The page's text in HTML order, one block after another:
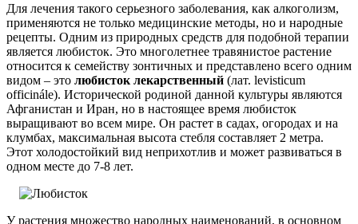
Для лечения такого серьезного заболевания, как алкоголизм,
применяются не только медицинские методы, но и народные
рецепты. Одним из природных средств для подобной терапии
является любисток. Это многолетнее травянистое растение
относится к семейству зонтичных и представлено всего одним
видом – это любисток лекарственный (лат. levisticum
officinále). Исторической родиной данной культуры являются
Афганистан и Иран, но в настоящее время любисток
выращивают во всем мире. Он растет в садах, огородах и на
клумбах, максимальная высота стебля составляет 2 метра.
Этот холодостойкий вид неприхотлив и может развиваться в
одном месте до 7-8 лет.
У растения множество народных наименований, в основном